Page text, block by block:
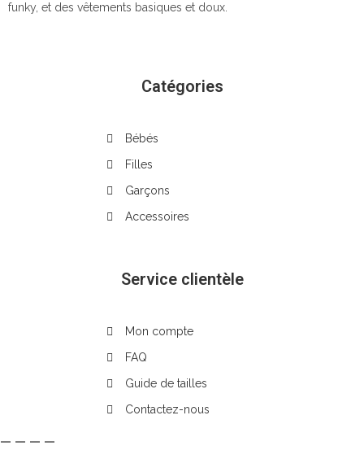
funky, et des vêtements basiques et doux.
Catégories
Bébés
Filles
Garçons
Accessoires
Service clientèle
Mon compte
FAQ
Guide de tailles
Contactez-nous